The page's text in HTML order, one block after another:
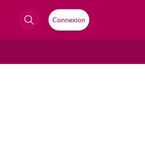
Connexion